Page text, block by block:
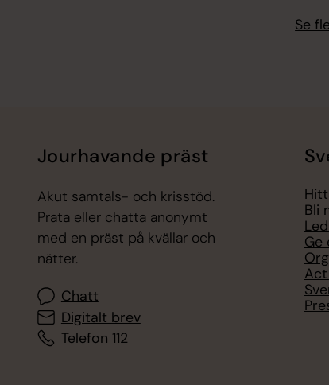
Se
Jourhavande präst
Akut samtals- och krisstöd.
Prata eller chatta anonymt
med en präst på kvällar och
nätter.
Chatt
Digitalt brev
Telefon 112
Bli
Ge